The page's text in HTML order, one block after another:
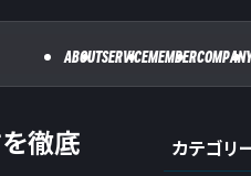
ABOUTSERVICEMEMBER
徹底
カテゴリ